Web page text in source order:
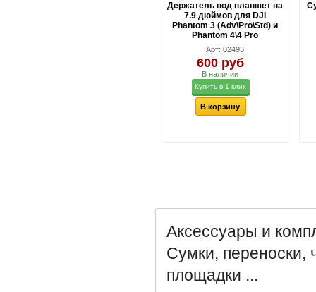
Держатель под планшет на
7.9 дюймов для DJI
Phantom 3 (Adv\Pro\Std) и
Phantom 4\4 Pro
Арт: 02493
600 руб
В наличии
Купить в 1 клик
В корзину
Аксессуары и
Сумки, переноски,
площадки ...